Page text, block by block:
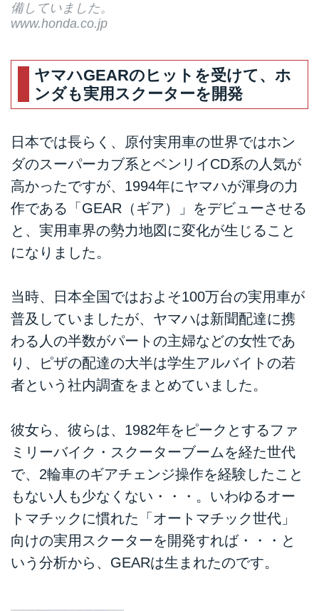
備していました。
www.honda.co.jp
ヤマハGEARのヒットを受けて、ホ
ンダも実用スクーターを開発
日本では長らく、原付実用車の世界ではホン
ダのスーパーカブ系とベンリイCD系の人気が
高かったですが、1994年にヤマハが渾身の力
作である「GEAR（ギア）」をデビューさせる
と、実用車界の勢力地図に変化が生じること
になりました。
当時、日本全国ではおよそ100万台の実用車が
普及していましたが、ヤマハは新聞配達に携
わる人の半数がパートの主婦などの女性であ
り、ピザの配達の大半は学生アルバイトの若
者という社内調査をまとめていました。
彼女ら、彼らは、1982年をピークとするファ
ミリーバイク・スクーターブームを経た世代
で、2輪車のギアチェンジ操作を経験したこと
もない人も少なくない・・・。いわゆるオー
トマチックに慣れた「オートマチック世代」
向けの実用スクーターを開発すれば・・・と
いう分析から、GEARは生まれたのです。